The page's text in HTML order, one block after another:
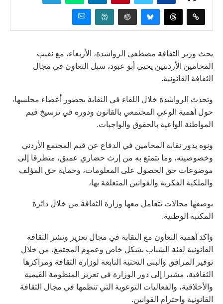
بحث وزير الثقافة مصطفى الرواشدة، الأربعاء، مع نقيب
المحامين الأردنيين يحيى أبو عبود، سبل التعاون في مجال
الثقافة القانونية.
وتحدث الرواشدة خلال اللقاء في النقابة بحضور أعضاء مجلسها،
حول أهمية الوعي المجتمعي بالقانون ودوره في ترسيخ قيم
المواطنة الواعية بالحقوق والواجبات.
ونوه بدور نقابة المحامين في الدفاع عن قيم المجتمع الأردني
وخصوصيته، وما يتمتع به من إرث حضاري عميق، متطرقا إلى
موضوعات حق الحصول على المعلومات، وحماية حق المؤلف
والملكية الفكرية والقوانين المتعلقة بها،
بوصفها مجالات تتعامل معها وزارة الثقافة من خلال دائرة
المكتبة الوطنية.
واكد أهمية التعاون مع النقابة في مجال تعزيز ونشر الثقافة
القانونية لفئة الشباب بشكل خاص وعموم المجتمع، من خلال
توفير المرافق والبنى التحتية التابعة لوزارة الثقافة ومراكزها
الثقافية، مشيرا إلى دور الوزارة في تعزيز المنظومة القيمية
والأخلاقية، والفعاليات التوعوية التي تنظمها في مجال الثقافة
القانونية واحترام القوانين.